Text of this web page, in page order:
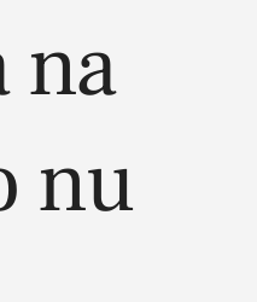
na
nu